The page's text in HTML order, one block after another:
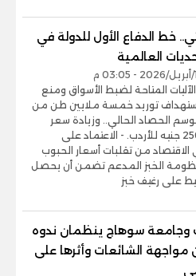
خط الدفاع الأول للدولة في
العالمية
المتاحة لضبط الأسواق ومنع
توريد خمسة ملايين طن من
الحصاد الحالي.. وزيادة سعر
التوريد إلى 2500 جنيه للأردب. - الاعتماد على
الاقتصاد من تقلبات أسعار الحبوب
الخبز المدعم تضمن أن يحصل
على رغيف خبز
وجامعة سوهاج ينظمان ندوه
الشائعات وأثرها على